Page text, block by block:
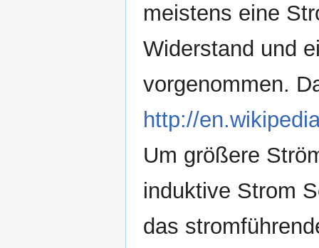
meistens eine
Widerstand und
vorgenommen.
http://
Um größere
induktive Strom
das